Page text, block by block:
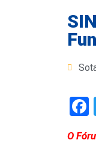
O